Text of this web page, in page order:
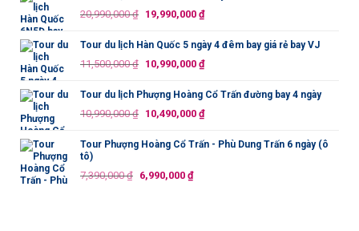
13,500,000 ₫.
là:
20,990,000₫ Giá
là:
20,990,000 ₫.
19,990,000 ₫Giá
tại
là:
Tour du lịch Hàn Quốc 5 ngày 4 đêm bay giá rẻ bay VJ
11,500,000₫ Giá
là:
11,500,000 ₫.
10,990,000 ₫Giá
tại
là:
Tour du lịch Phượng Hoàng Cổ Trấn đường bay 4 ngày
10,990,000₫ Giá
là:
10,490,000 ₫Giá
tại
Tour Phượng Hoàng Cổ Trấn - Phù Dung Trấn 6 ngày (ô
tô)
7,390,000₫ Giá
6,990,000 ₫Giá